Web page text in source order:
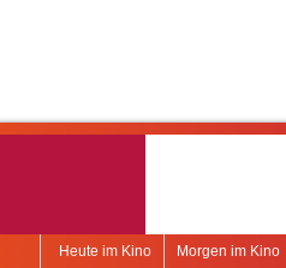
Morgen im Kino
Heute im Kino